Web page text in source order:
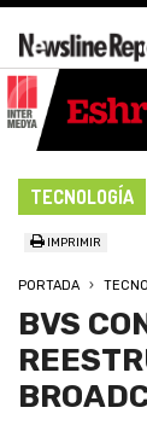
TECNOLOGÍA
IMPRIMIR
PORTADA
BVS